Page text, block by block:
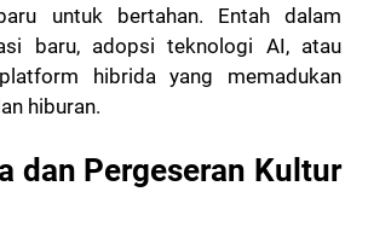
untuk bertahan. Entah dalam
baru, adopsi teknologi AI, atau
hibrida yang memadukan
hiburan.
dan Pergeseran Kultur